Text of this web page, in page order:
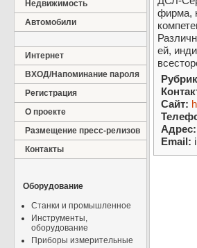
Недвижимость
Автомобили
Интернет
ВХОД/Напоминание пароля
Регистрация
О проекте
Размещение пресс-релизов
Контакты
Оборудование
Станки и промышленное
Инструменты,
оборудование
Приборы измерительные
фирма,
ей,
Сайт:
Адрес:
Email: